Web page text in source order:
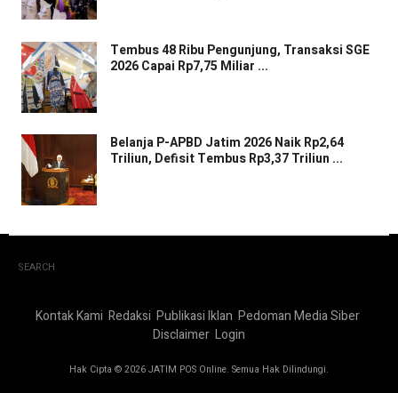
Tembus 48 Ribu Pengunjung, Transaksi SGE
2026 Capai Rp7,75 Miliar ...
Belanja P-APBD Jatim 2026 Naik Rp2,64
Triliun, Defisit Tembus Rp3,37 Triliun ...
SEARCH
Kontak Kami Redaksi Publikasi Iklan Pedoman Media Siber
Disclaimer Login
Hak Cipta © 2026 JATIM POS Online. Semua Hak Dilindungi.